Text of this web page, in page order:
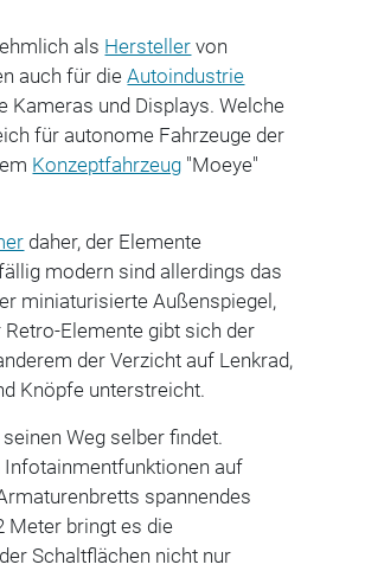
als Hersteller von
auch für dieAutoindustrie
Kameras und Displays. Welche
für autonome Fahrzeuge der
Konzeptfahrzeug "Moeye"
daher, der Elemente
modern sind allerdings das
miniaturisierte Außenspiegel,
Elemente gibt sich der
der Verzicht auf Lenkrad,
Knöpfe unterstreicht.
Weg selber findet.
Infotainmentfunktionen auf
spannendes
Meter bringt es die
Schaltflächen nicht nur